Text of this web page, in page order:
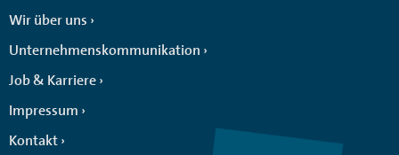
Wir über uns
Unternehmenskommunikation
Job & Karriere
Impressum
Kontakt